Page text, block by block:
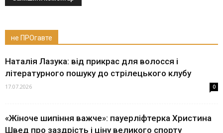
не ПРОгавте
Наталія Лазука: від прикрас для волосся і
літературного пошуку до стрілецького клубу
17.07.2026 0
«Жіноче шипіння важче»: пауерліфтерка Христина
Швед про заздрість і ціну великого спорту